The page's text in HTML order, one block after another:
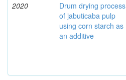
2020
Drum drying process
of jabuticaba pulp
using corn starch as
an additive